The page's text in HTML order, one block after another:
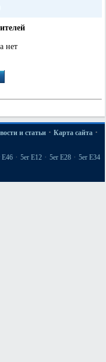
нет
и статьи · Карта сайта ·
E46 · 5er E12 · 5er E28 · 5er E34